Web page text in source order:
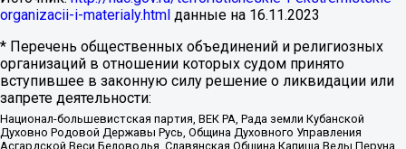
organizacii-i-materialy.html данные на 16.11.2023
* Перечень общественных объединений и религиозных
организаций в отношении которых судом принято
вступившее в законную силу решение о ликвидации или
запрете деятельности:
Национал-большевистская партия, ВЕК РА, Рада земли Кубанской
Духовно Родовой Державы Русь, Община Духовного Управления
Асгардской Веси Беловодья, Славянская Община Капища Веды Перуна,